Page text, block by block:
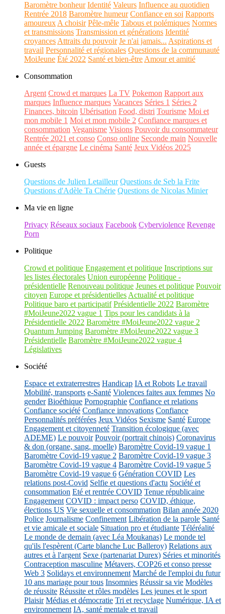
Baromètre bonheur Identité Valeurs Influence au quotidien
Rentrée 2018 Baromètre humeur Confiance en soi Rapports
amoureux A choisir Pêle-mêle Tabous et polémiques Normes
et transmissions Transmission et générations Identité
croyances Attraits du pouvoir Je n'ai jamais... Aspirations et
travail Personnalité et régionales Questions de la communauté
MoiJeune Été 2022 Santé et bien-être Amour et amitié
Consommation
Argent Crowd et marques La TV Pokemon Rapport aux
marques Influence marques Vacances Séries 1 Séries 2
Finances, bitcoin Ubérisation Food, distri Tourisme Moi et
mon mobile 1 Moi et mon mobile 2 Confiance marques et
consommation Veganisme Visions Pouvoir du consommateur
Rentrée 2021 et conso Conso online Seconde main Nouvelle
année et épargne Le cinéma Santé Jeux Vidéos 2025
Guests
Questions de Julien Letailleur Questions de Seb la Frite
Questions d'Adèle Ta Chérie Questions de Nicolas Minier
Ma vie en ligne
Privacy Réseaux sociaux Facebook Cyberviolence Revenge
Porn
Politique
Crowd et politique Engagement et politique Inscriptions sur
les listes électorales Union européenne Politique -
présidentielle Renouveau politique Jeunes et politique Pouvoir
citoyen Europe et présidentielles Actualité et politique
Politique baro et participatif Présidentielle 2022 Baromètre
#MoiJeune2022 vague 1 Tips pour les candidats à la
Présidentielle 2022 Baromètre #MoiJeune2022 vague 2
Quantum Jumping Baromètre #MoiJeune2022 vague 3
Présidentielle Baromètre #MoiJeune2022 vague 4
Législatives
Société
Espace et extraterrestres Handicap IA et Robots Le travail
Mobilité, transports e-Santé Violences faites aux femmes No
gender Bioéthique Pornographie Confiance et relations
Confiance société Confiance innovations Confiance
Personnalités préférées Jeux Vidéos Sexisme Santé Europe
Engagement et citoyenneté Transition écologique (avec
ADEME) Le pouvoir Pouvoir (portrait chinois) Coronavirus
& don (organe, sang, moelle) Baromètre Covid-19 vague 1
Baromètre Covid-19 vague 2 Baromètre Covid-19 vague 3
Baromètre Covid-19 vague 4 Baromètre Covid-19 vague 5
Baromètre Covid-19 vague 6 Génération COVID Les
relations post-Covid Selfie et questions d'actu Société et
consommation Eté et rentrée COVID Tenue républicaine
Engagement COVID : impact perso COVID, éthique,
élections US Vie sexuelle et consommation Bilan année 2020
Police Journalisme Confinement Libération de la parole Santé
et vie amicale et sociale Situation pro et étudiante Téléréalité
Le monde de demain (avec Léa Moukanas) Le monde tel
qu'ils l'espèrent (Carte blanche Luc Balleroy) Relations aux
autres et à l'argent Sexe (partenariat Durex) Séries et minorités
Contraception masculine Métavers, COP26 et conso presse
Web 3 Solidays et environnement Marché de l'emploi du futur
10 ans mariage pour tous Insomnies Réussir sa vie Modèles
de réussite Réussite et rôles modèles Les jeunes et le sport
Plaisir Médias et démocratie Tri et recyclage Numérique, IA et
environnement IA, santé mentale et travail